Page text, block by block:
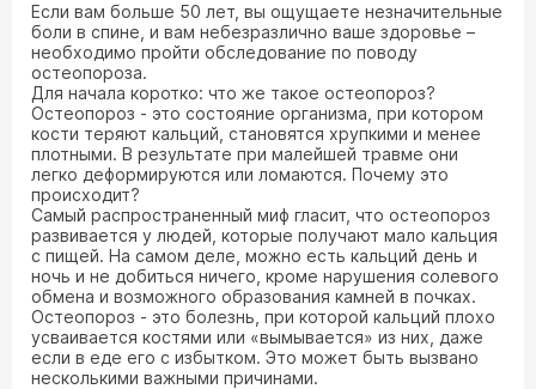
Если вам больше 50 лет, вы ощущаете незначительные
боли в спине, и вам небезразлично ваше здоровье –
необходимо пройти обследование по поводу
остеопороза.
Для начала коротко: что же такое остеопороз?
Остеопороз - это состояние организма, при котором
кости теряют кальций, становятся хрупкими и менее
плотными. В результате при малейшей травме они
легко деформируются или ломаются. Почему это
происходит?
Самый распространенный миф гласит, что остеопороз
развивается у людей, которые получают мало кальция
с пищей. На самом деле, можно есть кальций день и
ночь и не добиться ничего, кроме нарушения солевого
обмена и возможного образования камней в почках.
Остеопороз - это болезнь, при которой кальций плохо
усваивается костями или «вымывается» из них, даже
если в еде его с избытком. Это может быть вызвано
несколькими важными причинами.